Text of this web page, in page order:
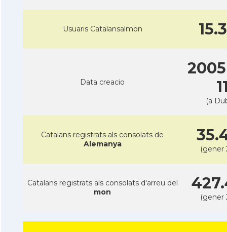
Usuaris Catalansalmon
Data creacio
(a
Catalans registrats als consolats de
Alemanya
(gener
Catalans registrats als consolats d'arreu del
mon
(gener